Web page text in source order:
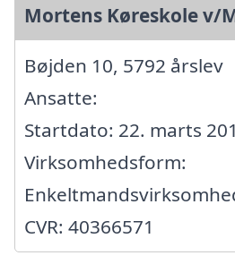
Mortens Køreskole v/
Bøjden 10, 5792 årslev
Ansatte:
Startdato: 22. marts
Virksomhedsform:
CVR: 40366571